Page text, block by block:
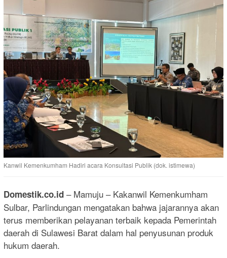
Kanwil Kemenkumham Hadiri acara Konsultasi Publik (dok. istimewa)
Domestik.co.id – Mamuju – Kakanwil Kemenkumham
Sulbar, Parlindungan mengatakan bahwa jajarannya akan
terus memberikan pelayanan terbaik kepada Pemerintah
daerah di Sulawesi Barat dalam hal penyusunan produk
hukum daerah.